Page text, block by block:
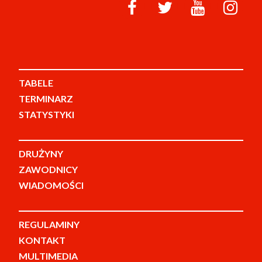
TABELE
TERMINARZ
STATYSTYKI
DRUŻYNY
ZAWODNICY
WIADOMOŚCI
REGULAMINY
KONTAKT
MULTIMEDIA